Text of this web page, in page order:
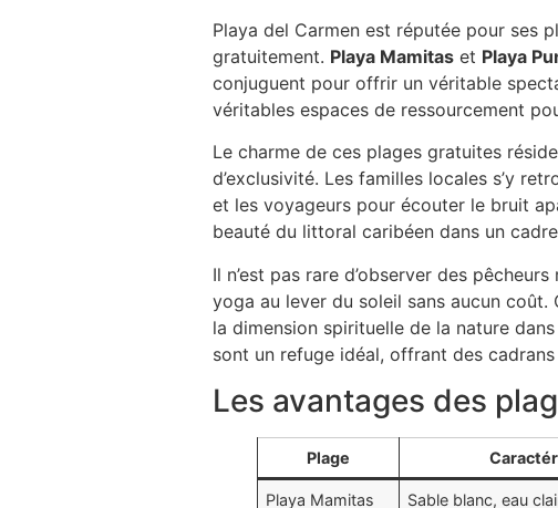
Playa del Carmen est réputée pour ses
gratuitement. Playa Mamitas et Playa
conjuguent pour offrir un véritable
véritables espaces de ressourcement
Le charme de ces plages gratuites
d’exclusivité. Les familles locales s’y
et les voyageurs pour écouter le bruit
beauté du littoral caribéen dans un
Il n’est pas rare d’observer des
yoga au lever du soleil sans aucun
la dimension spirituelle de la nature
sont un refuge idéal, offrant des
Les avantages des
Plage
Playa Mamitas Sable blanc, eau